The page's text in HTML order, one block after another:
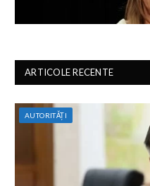
ARTICOLE RECENTE
AUTORITĂȚI